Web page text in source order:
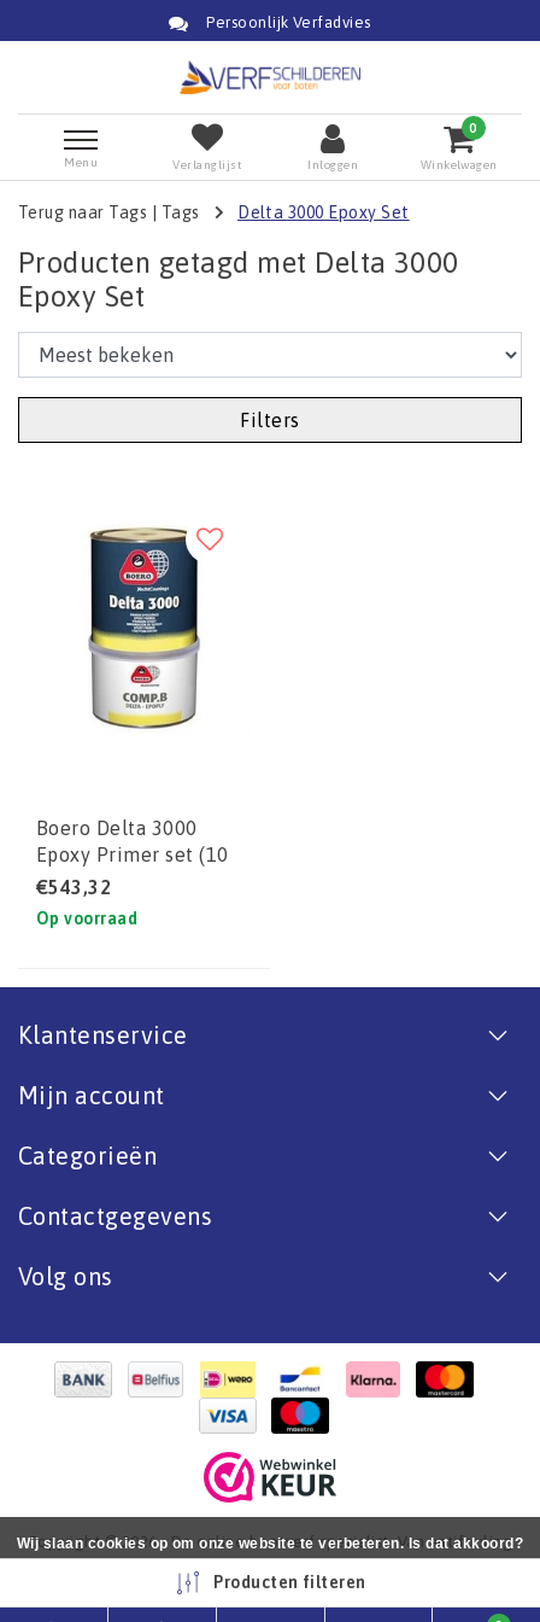
Persoonlijk Verfadvies
Menu Verlanglijst Inloggen
0
Winkelwagen
Terug naar Tags Tags Delta 3000 Epoxy Set
Producten getagd met Delta 3000
Epoxy Set
Filters
Boero Delta 3000
Epoxy Primer set (10
liter)
€543,32
Op voorraad
Klantenservice
Mijn account
Categorieën
Contactgegevens
Volg ons
Copyright © 2026 - De online bootverf specialist. Van antifouling
tot aflak. - All rights reserved - RealizationInStijl Media
Producten filteren
Wij slaan cookies op om onze website te verbeteren. Is dat akkoord?
Nee Meer over cookies »